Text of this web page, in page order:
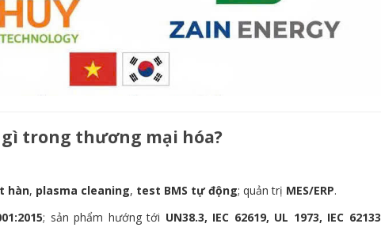
trong thương mại hóa?
hàn, plasma cleaning, test BMS tự động; quản trị MES/ERP.
; sản phẩm hướng tới UN38.3, IEC 62619, UL 1973, IEC 62133